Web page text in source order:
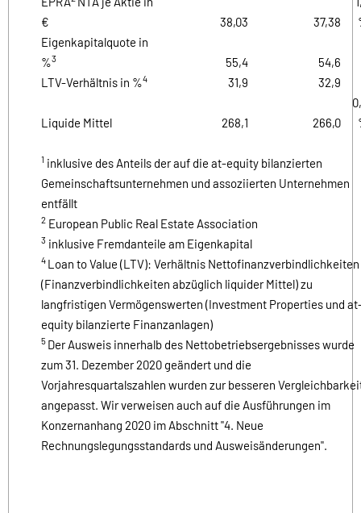
€
38,03 37,38
Eigenkapitalquote in
%3 55,4
54,6
LTV-Verhältnis in %4 31,9 32,9
Liquide Mittel 268,1 266,0
1 inklusive des Anteils der auf die at-equity bilanzierten
Gemeinschaftsunternehmen und assoziierten Unternehmen
entfällt
2 European Public Real Estate Association
3 inklusive Fremdanteile am Eigenkapital
4 Loan to Value (LTV): Verhältnis Nettofinanzverbindlichkeiten
(Finanzverbindlichkeiten abzüglich liquider Mittel) zu
langfristigen Vermögenswerten (Investment Properties und
equity bilanzierte Finanzanlagen)
5 Der Ausweis innerhalb des Nettobetriebsergebnisses wurde
zum 31. Dezember 2020 geändert und die
Vorjahresquartalszahlen wurden zur besseren
angepasst. Wir verweisen auch auf die Ausführungen im
Konzernanhang 2020 im Abschnitt "4. Neue
Rechnungslegungsstandards und Ausweisänderungen".